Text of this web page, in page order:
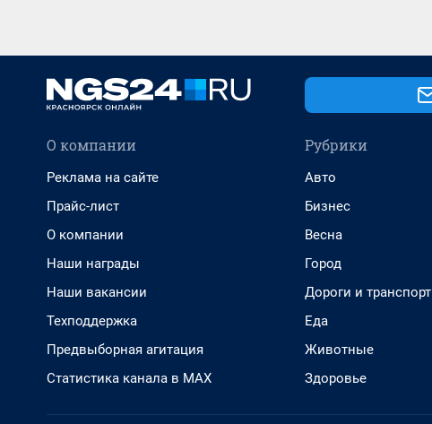
О компании
Реклама на сайте
Прайс-лист
О компании
Наши награды
Наши вакансии
Техподдержка
Предвыборная агитация
Статистика канала в MAX
Рубрики
Авто
Бизнес
Весна
Город
Дороги и транспорт
Еда
Животные
Здоровье